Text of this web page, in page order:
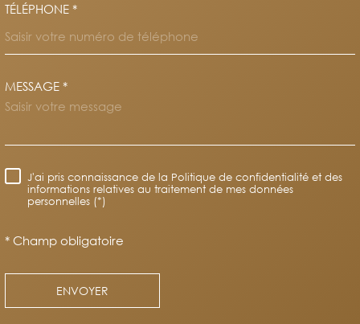
TÉLÉPHONE *
MESSAGE *
RÈGLEMENTATION
J'ai pris connaissance de la Politique de confidentialité et des
informations relatives au traitement de mes données
personnelles (*)
* Champ obligatoire
ENVOYER